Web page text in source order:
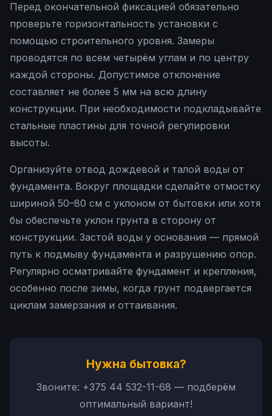
Перед окончательной фиксацией обязательно
проверьте горизонтальность установки с
помощью строительного уровня. Замеры
проводятся по всем четырём углам и по центру
каждой стороны. Допустимое отклонение
составляет не более 5 мм на всю длину
конструкции. При необходимости подкладывайте
стальные пластины для точной регулировки
высоты.
Организуйте отвод дождевой и талой воды от
фундамента. Вокруг площадки сделайте отмостку
шириной 50–80 см с уклоном от бытовки или хотя
бы обеспечьте уклон грунта в сторону от
конструкции. Застой воды у основания — прямой
путь к подмыву фундамента и разрушению опор.
Регулярно осматривайте фундамент и крепления,
особенно после зимы, когда грунт подвергается
циклам замерзания и оттаивания.
Нужна бытовка?
Звоните: +375 44 532-11-68 — подберём
оптимальный вариант!